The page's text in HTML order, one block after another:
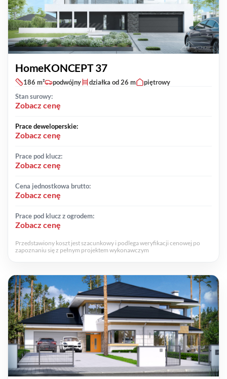
HomeKONCEPT 37
186 m² podwójny działka od 26 m
piętrowy
Stan surowy:
Zobacz cenę
Prace deweloperskie:
Zobacz cenę
Prace pod klucz:
Zobacz cenę
Cena jednostkowa brutto:
Zobacz cenę
Prace pod klucz z ogrodem:
Zobacz cenę
Przedstawiony koszt jest szacunkowy i podlega weryfikacji cenowej po
zapoznaniu się z pełnym projektem wykonawczym